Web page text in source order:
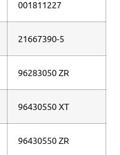
001811227
21667390-5
96283050 ZR
96430550 XT
96430550 ZR